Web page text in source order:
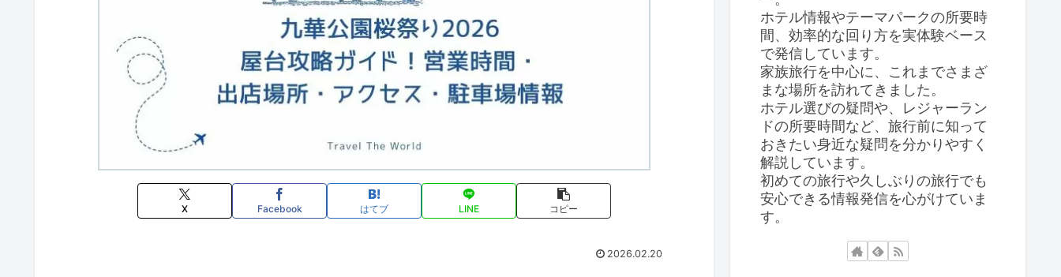
X Facebook はてブ LINE コピー
2026.02.20
ホテル情報やテーマパークの所要時
間、効率的な回り方を実体験ベース
で発信しています。
家族旅行を中心に、これまでさまざ
まな場所を訪れてきました。
ホテル選びの疑問や、レジャーラン
ドの所要時間など、旅行前に知って
おきたい身近な疑問を分かりやすく
解説しています。
初めての旅行や久しぶりの旅行でも
安心できる情報発信を心がけていま
す。